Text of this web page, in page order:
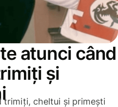
atunci când
și
trimiți, cheltui și primești